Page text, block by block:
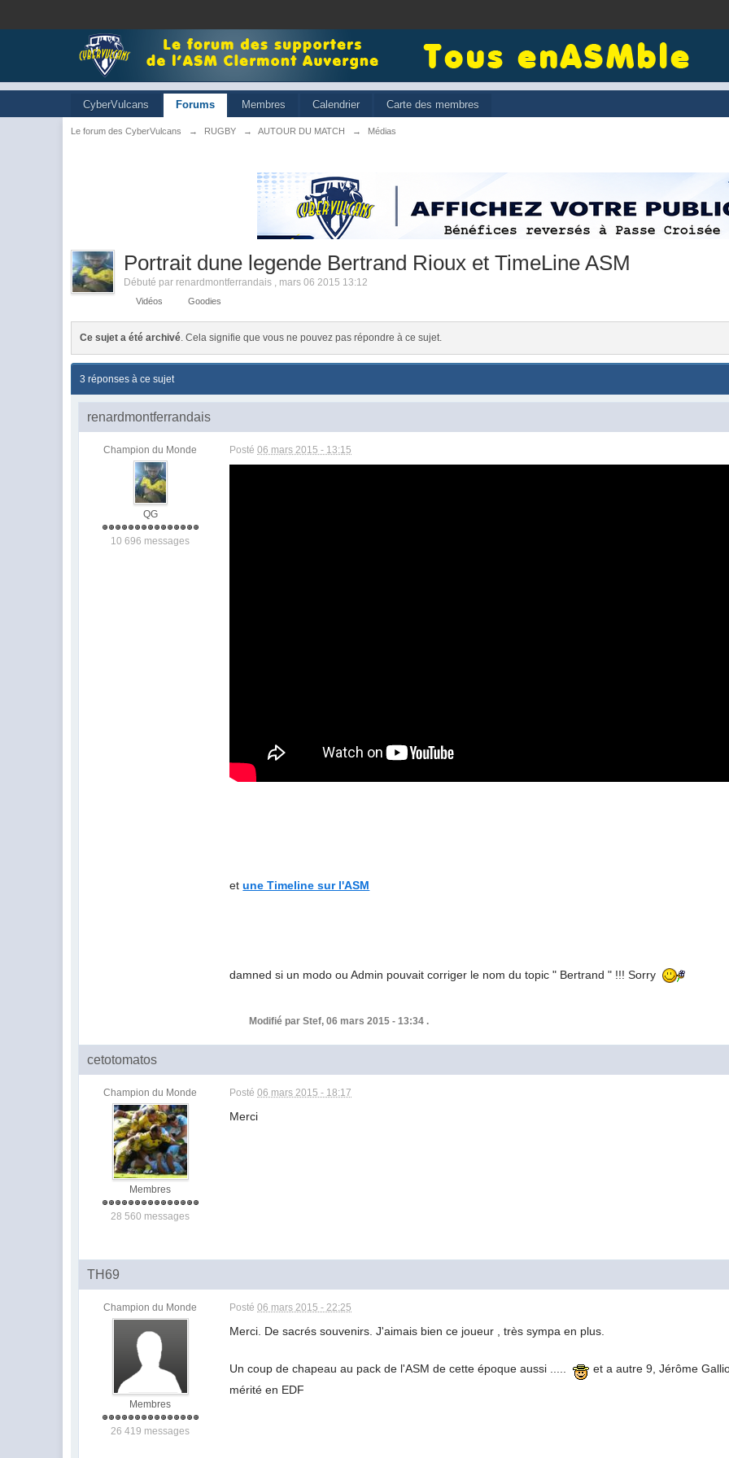
CyberVulcans Forums Membres Calendrier Carte des membres
Le forum des CyberVulcans → RUGBY → AUTOUR DU MATCH → Médias
Portrait dune legende Bertrand Rioux et TimeLine ASM
Débuté par renardmontferrandais , mars 06 2015 13:12
Vidéos Goodies
Ce sujet a été archivé. Cela signifie que vous ne pouvez pas répondre à ce sujet.
3 réponses à ce sujet
renardmontferrandais
Champion du Monde
QG
10 696 messages
Posté06 mars 2015 - 13:15
etune Timeline sur l'ASM
damned si un modo ou Admin pouvait corriger le nom du topic " Bertrand " !!! Sorry
Modifié par Stef, 06 mars 2015 - 13:34 .
cetotomatos
Champion du Monde
Membres
28 560 messages
Posté06 mars 2015 - 18:17
Merci
TH69
Champion du Monde
Membres
26 419 messages
Posté06 mars 2015 - 22:25
Merci. De sacrés souvenirs. J'aimais bien ce joueur , très sympa en plus.
Un coup de chapeau au pack de l'ASM de cette époque aussi .....
et a autre 9, Jérôme
mérité en EDF